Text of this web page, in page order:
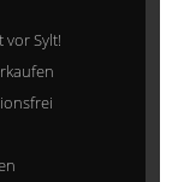
vor Sylt!